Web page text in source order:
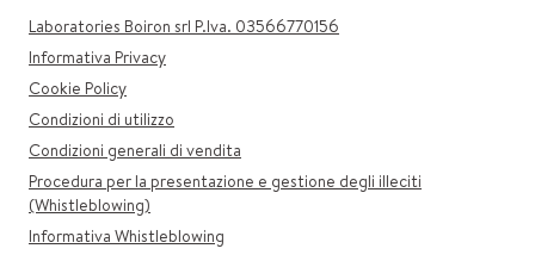
Laboratories Boiron srl P.Iva. 03566770156
Informativa Privacy
Cookie Policy
Condizioni di utilizzo
Condizioni generali di vendita
Procedura per la presentazione e gestione degli illeciti
(Whistleblowing)
Informativa Whistleblowing